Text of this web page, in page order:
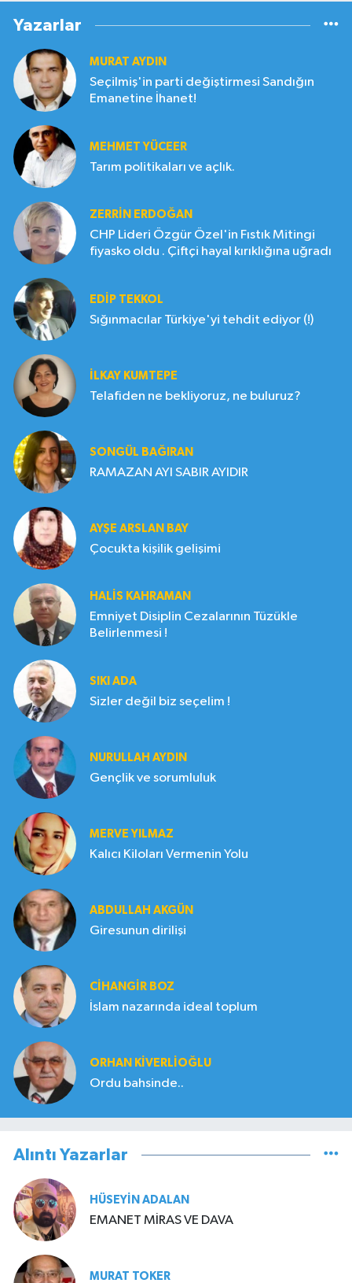
Yazarlar
MURAT AYDIN
Seçilmiş'in parti değiştirmesi Sandığın
Emanetine İhanet!
MEHMET YÜCEER
Tarım politikaları ve açlık.
ZERRIN ERDOĞAN
CHP Lideri Özgür Özel'in Fıstık Mitingi
fiyasko oldu . Çiftçi hayal kırıklığına uğradı
EDIP TEKKOL
Sığınmacılar Türkiye'yi tehdit ediyor (!)
İLKAY KUMTEPE
Telafiden ne bekliyoruz, ne buluruz?
SONGÜL BAĞIRAN
RAMAZAN AYI SABIR AYIDIR
AYŞE ARSLAN BAY
Çocukta kişilik gelişimi
HALIS KAHRAMAN
Emniyet Disiplin Cezalarının Tüzükle
Belirlenmesi !
SIKI ADA
Sizler değil biz seçelim !
NURULLAH AYDIN
Gençlik ve sorumluluk
MERVE YILMAZ
Kalıcı Kiloları Vermenin Yolu
ABDULLAH AKGÜN
Giresunun dirilişi
CIHANGIR BOZ
İslam nazarında ideal toplum
ORHAN KIVERLIOĞLU
Ordu bahsinde..
Alıntı Yazarlar
HÜSEYIN ADALAN
EMANET MİRAS VE DAVA
MURAT TOKER